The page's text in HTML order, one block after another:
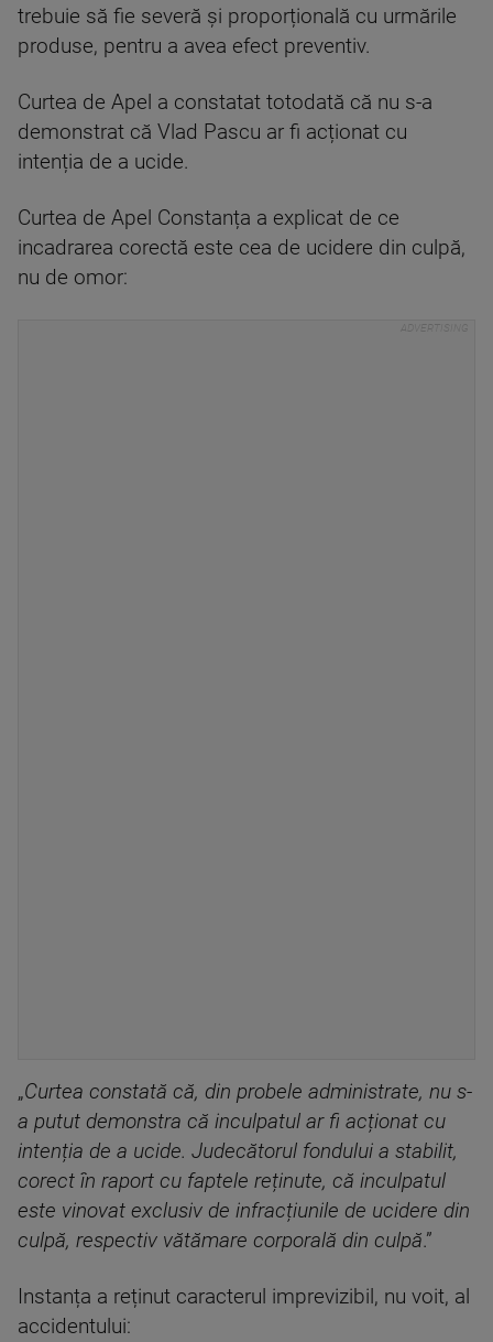
trebuie să fie severă și proporțională cu urmările
produse, pentru a avea efect preventiv.
Curtea de Apel a constatat totodată că nu s-a
demonstrat că Vlad Pascu ar fi acționat cu
intenția de a ucide.
Curtea de Apel Constanța a explicat de ce
incadrarea corectă este cea de ucidere din culpă,
nu de omor:
„Curtea constată că, din probele administrate, nu s-
a putut demonstra că inculpatul ar fi acționat cu
intenția de a ucide. Judecătorul fondului a stabilit,
corect în raport cu faptele reținute, că inculpatul
este vinovat exclusiv de infracțiunile de ucidere din
culpă, respectiv vătămare corporală din culpă.”
Instanța a reținut caracterul imprevizibil, nu voit, al
accidentului: